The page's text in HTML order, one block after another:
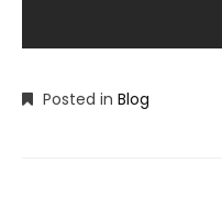
Posted in Blog